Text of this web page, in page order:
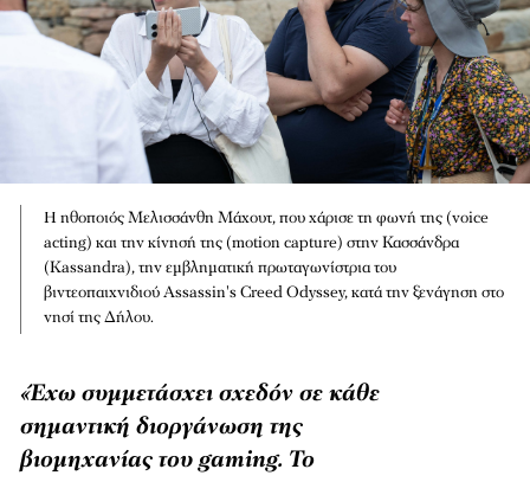
Η ηθοποιός Μελισσάνθη Μάχουτ, που χάρισε τη φωνή της (voice
acting) και την κίνησή της (motion capture) στην Κασσάνδρα
(Kassandra), την εμβληματική πρωταγωνίστρια του
βιντεοπαιχνιδιού Assassin's Creed Odyssey, κατά την ξενάγηση στο
νησί της Δήλου.
«Έχω συμμετάσχει σχεδόν σε κάθε
σημαντική διοργάνωση της
βιομηχανίας του gaming. Το